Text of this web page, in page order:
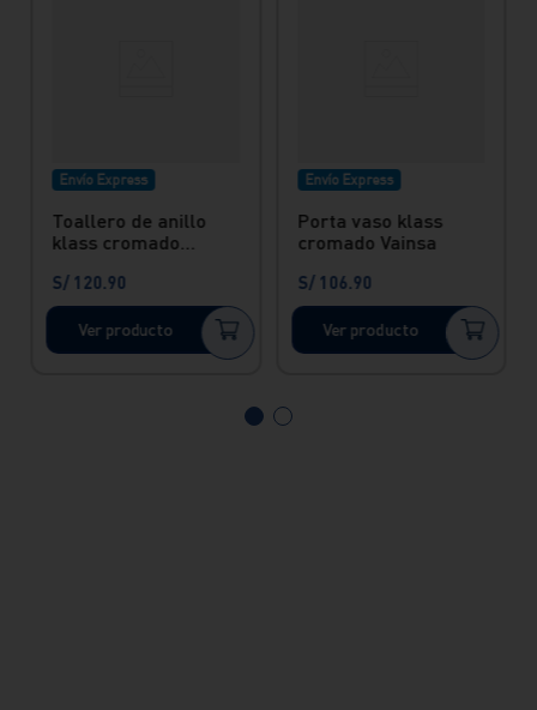
Envío Express
Toallero de anillo
klass cromado
S/ 120.90
Ver producto
Envío Express
Porta vaso klass
cromado Vainsa
S/ 106.90
Ver producto